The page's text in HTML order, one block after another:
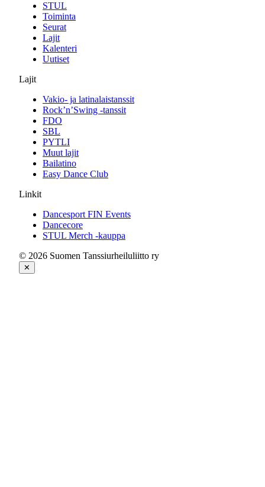
STUL
Toiminta
Seurat
Lajit
Kalenteri
Uutiset
Lajit
Vakio- ja latinalaistanssit
Rock’n’Swing -tanssit
FDO
SBL
PYTLI
Muut lajit
Bailatino
Easy Dance Club
Linkit
Dancesport FIN Events
Dancecore
STUL Merch -kauppa
© 2026 Suomen Tanssiurheiluliitto ry
✕